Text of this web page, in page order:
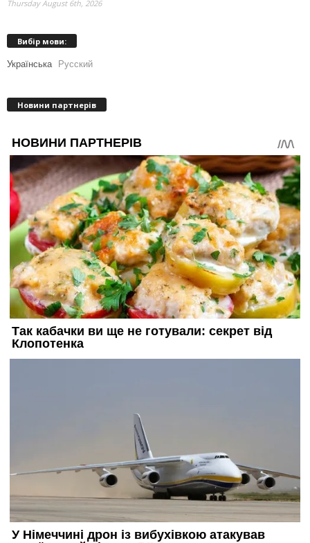
Thursday August 6th, 2026
Вибір мови:
Українська Русский
Новини партнерів